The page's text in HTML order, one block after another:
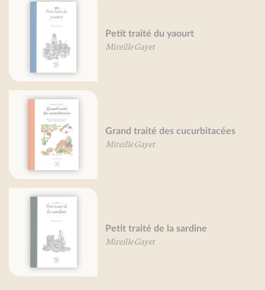
Petit traité du yaourt
Mireille Gayet
Grand traité des cucurbitacées
Mireille Gayet
Petit traité de la sardine
Mireille Gayet